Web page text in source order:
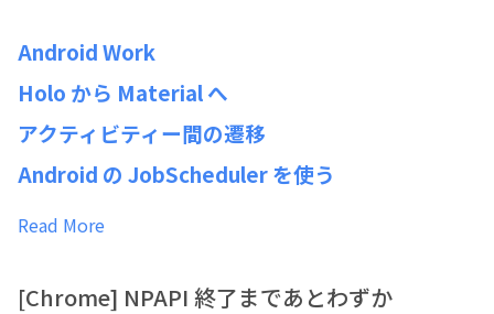
Android Work
Holo から Material へ
アクティビティー間の遷移
Android の JobScheduler を使う
Read More
[Chrome] NPAPI 終了まであとわずか